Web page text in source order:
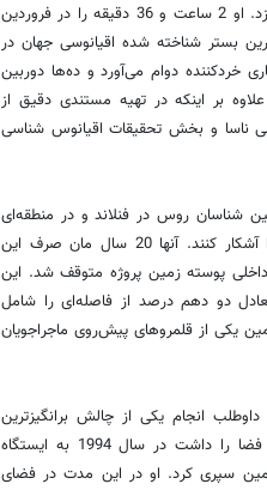
گذاشتن در جای پای آنها به ثبت دقیق این منطقه و نمونه‌برداری از آن بپردازد. او 2 ساعت و 36 دقیقه را در فروردین
بستر شناخته شده اقیانوسی جهان در
فشاری خرد‌کننده دوام می‌آورد و ده‌ها دوربین
بر اینکه در تهیه مستندی دقیق از
ناسا و بخش تحقیقات اقیانوس شناسی
آغاز شد گروهی از زمین‌ شناسان روس در فنلاند و در منطقه‌ای
کولا پنینسولا دست به حفاری چاهی عمیق زدند تا اسراسر اعماق زمین را آشکار کنند. آنها 20 سال مان صرف این
داخلی پوسته زمین پروژه متوقف شد. این
دو دهم درصد از فاصله‌ای را شامل
یکی از قلمرو‌های پیش‌‌روی ماجراجویان
این کار را والری پلیاکوف، کیهان نورد روسی انجام داد. او در سال 1994 داوطلب انجام یکی از چالش بر‌انگیز‌ترین
ماموریت‌های پیش روی انسان شد. او که قبلا تجریه حضور 240 روزه در فضا را داشت در سال 1994 به ایستگاه
به تنهایی در مدار زمین سپری کرد. او در این مدت در فضای